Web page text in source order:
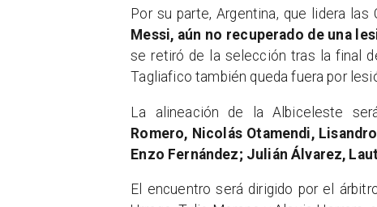
Por su parte, Argentina, que lidera
Messi, aún no recuperado de una
se retiró de la selección tras la final
Tagliafico también queda fuera por
La alineación de la Albiceleste
Romero, Nicolás Otamendi,
Enzo Fernández; Julián Álvarez,
El encuentro será dirigido por el